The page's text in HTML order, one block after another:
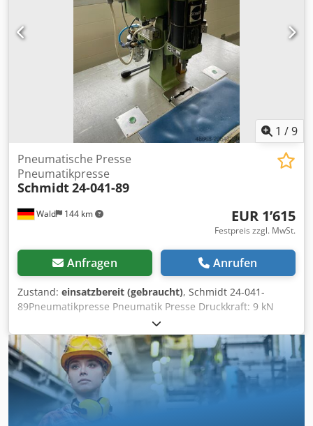
1 /9
Wald 144 km
Pneumatische Presse
Pneumatikpresse
Schmidt24-041-89
EUR 1’615
Festpreis zzgl. MwSt.
Anfragen Anrufen
Zustand: einsatzbereit (gebraucht), Schmidt 24-041-
89Pneumatikpresse Pneumatik Presse Druckkraft: 9 kN
Nachlaufweg: 15mm Zweihandbedienung max.
Nenndruck: 9bar Hub: 50mm Sie können gerne zu einer
Besichtigung vorbeikommen. Gerne können wir für Sie
eine Kostengünstige Spedition Dedpsxxaz Aefx Amaekr
organisieren! Sie erhalten eine ordentliche Rechnung. Für
Ausländische Kunden kann auch eine Nettorechnung
erstellt werden. Vorraussetzung ist eine gültige